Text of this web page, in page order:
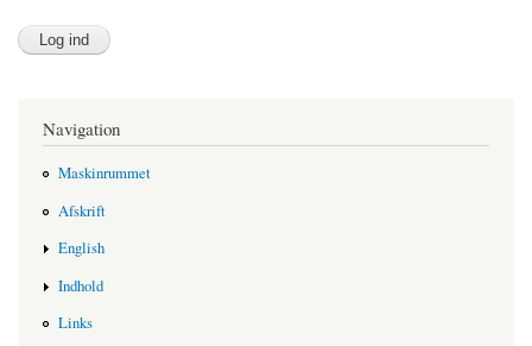
Navigation
Maskinrummet
Afskrift
English
Indhold
Links